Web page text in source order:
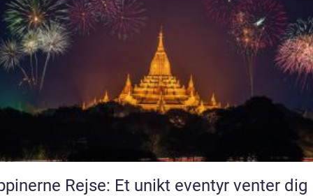
Rejse: Et unikt eventyr venter dig